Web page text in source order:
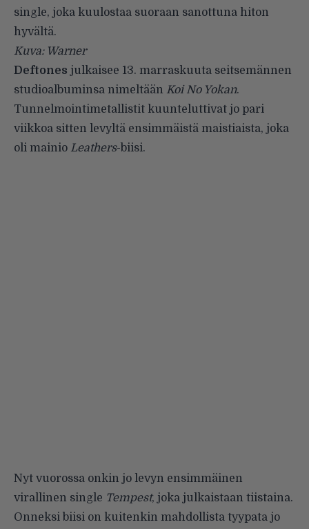
single, joka kuulostaa suoraan sanottuna hiton
hyvältä.
Kuva: Warner
Deftones julkaisee 13. marraskuuta seitsemännen
studioalbuminsa nimeltään Koi No Yokan.
Tunnelmointimetallistit kuunteluttivat jo pari
viikkoa sitten levyltä ensimmäistä maistiaista, joka
oli mainio Leathers-biisi.
Nyt vuorossa onkin jo levyn ensimmäinen
virallinen single Tempest, joka julkaistaan tiistaina.
Onneksi biisi on kuitenkin mahdollista tyypata jo